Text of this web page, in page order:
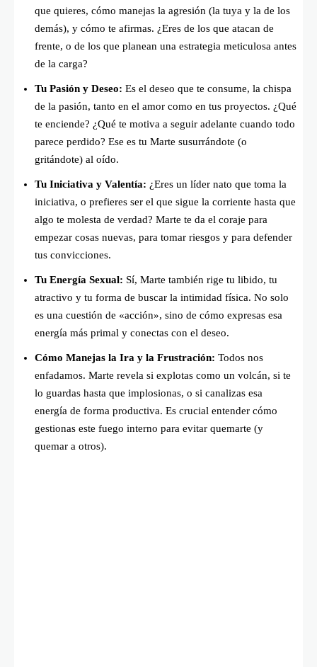
que quieres, cómo manejas la agresión (la tuya y la de los
demás), y cómo te afirmas. ¿Eres de los que atacan de
frente, o de los que planean una estrategia meticulosa antes
de la carga?
Tu Pasión y Deseo: Es el deseo que te consume, la chispa
de la pasión, tanto en el amor como en tus proyectos. ¿Qué
te enciende? ¿Qué te motiva a seguir adelante cuando todo
parece perdido? Ese es tu Marte susurrándote (o
gritándote) al oído.
Tu Iniciativa y Valentía: ¿Eres un líder nato que toma la
iniciativa, o prefieres ser el que sigue la corriente hasta que
algo te molesta de verdad? Marte te da el coraje para
empezar cosas nuevas, para tomar riesgos y para defender
tus convicciones.
Tu Energía Sexual: Sí, Marte también rige tu libido, tu
atractivo y tu forma de buscar la intimidad física. No solo
es una cuestión de «acción», sino de cómo expresas esa
energía más primal y conectas con el deseo.
Cómo Manejas la Ira y la Frustración: Todos nos
enfadamos. Marte revela si explotas como un volcán, si te
lo guardas hasta que implosionas, o si canalizas esa
energía de forma productiva. Es crucial entender cómo
gestionas este fuego interno para evitar quemarte (y
quemar a otros).